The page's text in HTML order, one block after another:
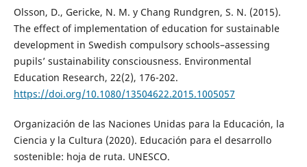
Olsson, D., Gericke, N. M. y Chang Rundgren, S. N. (2015).
The effect of implementation of education for sustainable
development in Swedish compulsory schools–assessing
pupils’ sustainability consciousness. Environmental
Education Research, 22(2), 176-202.
https://doi.org/10.1080/13504622.2015.1005057
Organización de las Naciones Unidas para la Educación, la
Ciencia y la Cultura (2020). Educación para el desarrollo
sostenible: hoja de ruta. UNESCO.